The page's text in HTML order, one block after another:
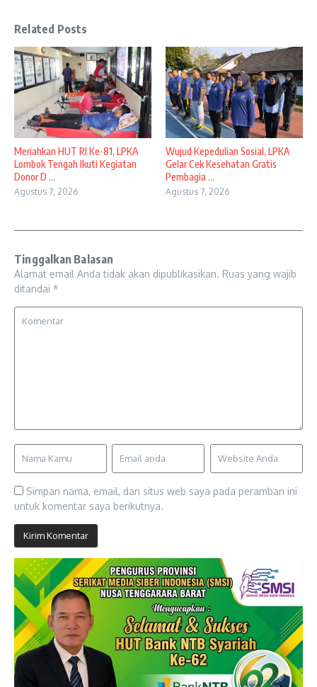
Related Posts
Meriahkan HUT RI Ke-81, LPKA
Lombok Tengah Ikuti Kegiatan
Donor D ...
Agustus 7, 2026
Wujud Kepedulian Sosial, LPKA
Gelar Cek Kesehatan Gratis
Pembagia ...
Agustus 7, 2026
Tinggalkan Balasan
Alamat email Anda tidak akan dipublikasikan. Ruas yang wajib
ditandai *
Simpan nama, email, dan situs web saya pada peramban ini
untuk komentar saya berikutnya.